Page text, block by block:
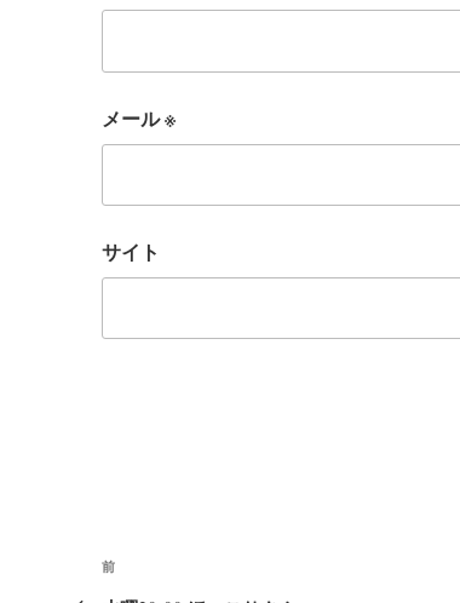
メール※
サイト
投
前
前